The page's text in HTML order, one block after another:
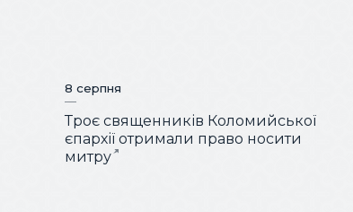
8 серпня
Троє священників Коломийської
єпархії отримали право носити
митру